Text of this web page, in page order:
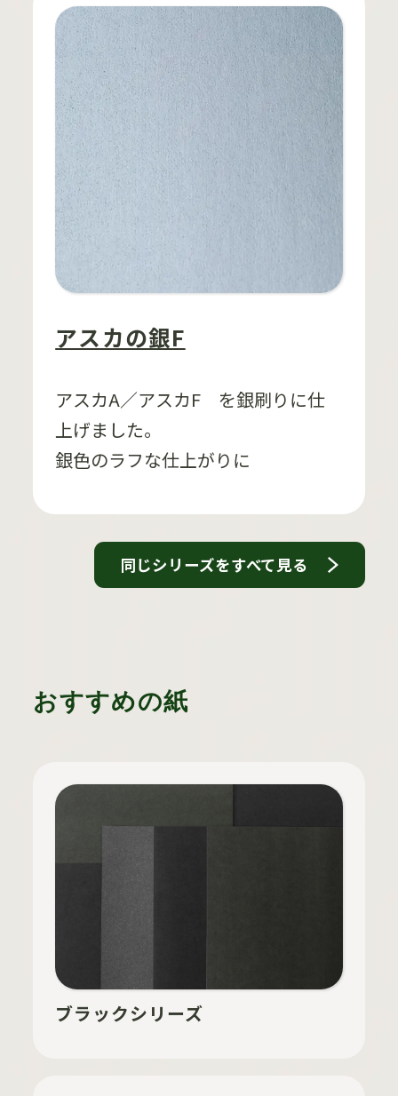
アスカの銀F
アスカA／アスカF を銀刷りに仕
上げました。
銀色のラフな仕上がりに
同じシリーズをすべて見る
おすすめの紙
ブラックシリーズ